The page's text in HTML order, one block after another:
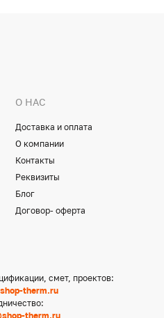
О НАС
Доставка и оплата
О компании
Контакты
Реквизиты
Блог
Договор- оферта
смет, проектов:
therm.ru
therm.ru